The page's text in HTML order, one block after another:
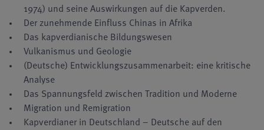
1974) und seine Auswirkungen auf die Kapverden.
Der zunehmende Einfluss Chinas in Afrika
Das kapverdianische Bildungswesen
Vulkanismus und Geologie
(Deutsche) Entwicklungszusammenarbeit: eine kritische
Analyse
Das Spannungsfeld zwischen Tradition und Moderne
Migration und Remigration
Kapverdianer in Deutschland – Deutsche auf den